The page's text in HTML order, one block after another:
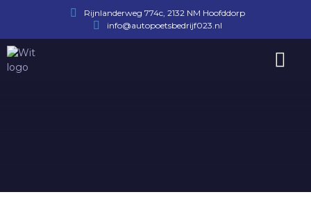
Rijnlanderweg 774c, 2132 NM Hoofddorp
info@autopoetsbedrijf023.nl